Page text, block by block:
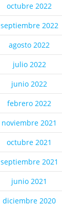
octubre 2022
septiembre 2022
agosto 2022
julio 2022
junio 2022
febrero 2022
noviembre 2021
octubre 2021
septiembre 2021
junio 2021
diciembre 2020